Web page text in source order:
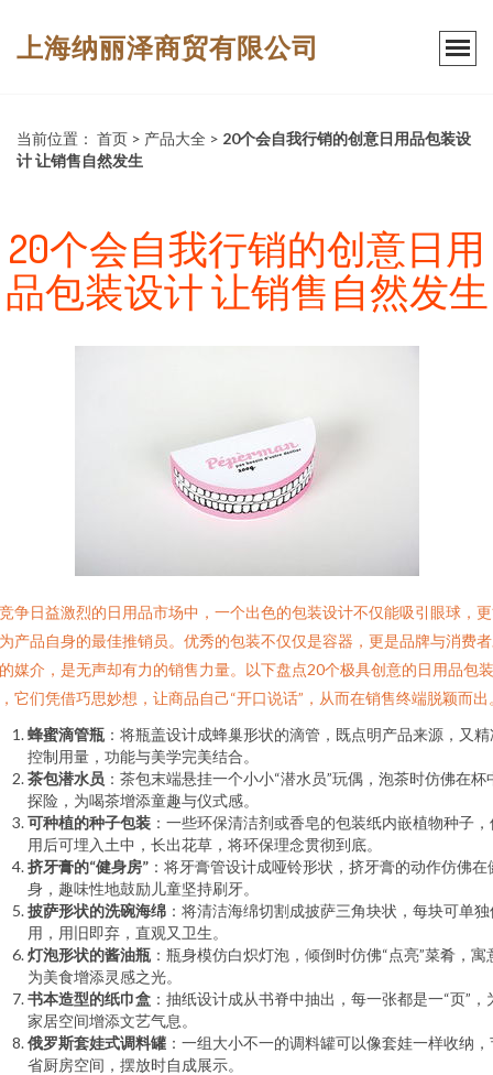
上海纳丽泽商贸有限公司
当前位置： 首页 > 产品大全 > 20个会自我行销的创意日用品包装设
计 让销售自然发生
20个会自我行销的创意日用
品包装设计 让销售自然发生
争日益激烈的日用品市场中，一个出色的包装设计不仅能吸引眼球，
产品自身的最佳推销员。优秀的包装不仅仅是容器，更是品牌与消费
媒介，是无声却有力的销售力量。以下盘点20个极具创意的日用品包
它们凭借巧思妙想，让商品自己“开口说话”，从而在销售终端脱颖而出
蜂蜜滴管瓶 ：将瓶盖设计成蜂巢形状的滴管，既点明产品来源，又精
控制用量，功能与美学完美结合。
茶包潜水员 ：茶包末端悬挂一个小小“潜水员”玩偶，泡茶时仿佛在杯
探险，为喝茶增添童趣与仪式感。
可种植的种子包装 ：一些环保清洁剂或香皂的包装纸内嵌植物种子
用后可埋入土中，长出花草，将环保理念贯彻到底。
挤牙膏的“健身房” ：将牙膏管设计成哑铃形状，挤牙膏的动作仿佛在
身，趣味性地鼓励儿童坚持刷牙。
披萨形状的洗碗海绵 ：将清洁海绵切割成披萨三角块状，每块可单
用，用旧即弃，直观又卫生。
灯泡形状的酱油瓶 ：瓶身模仿白炽灯泡，倾倒时仿佛“点亮”菜肴，寓
为美食增添灵感之光。
书本造型的纸巾盒 ：抽纸设计成从书脊中抽出，每一张都是一“页”，
家居空间增添文艺气息。
俄罗斯套娃式调料罐 ：一组大小不一的调料罐可以像套娃一样收纳
省厨房空间，摆放时自成展示。